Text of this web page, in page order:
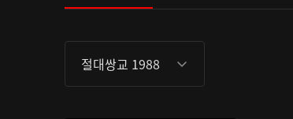
절대쌍교 1988